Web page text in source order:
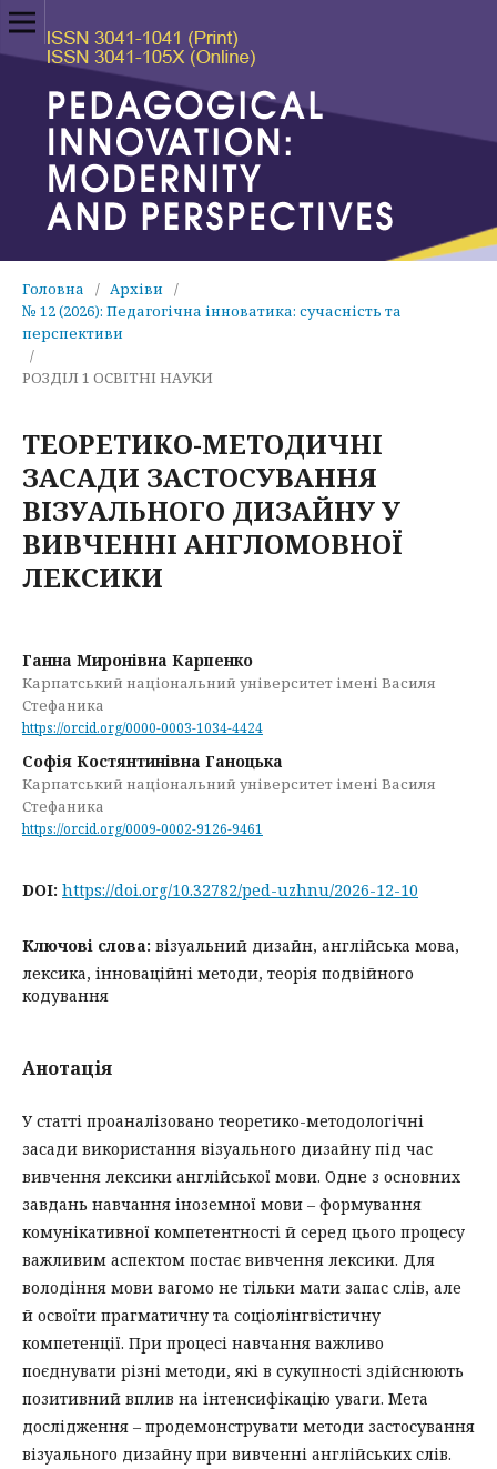
Головна / Архіви
/
№ 12 (2026): Педагогічна інноватика: сучасність та
перспективи
/
РОЗДІЛ 1 ОСВІТНІ НАУКИ
ТЕОРЕТИКО-МЕТОДИЧНІ
ЗАСАДИ ЗАСТОСУВАННЯ
ВІЗУАЛЬНОГО ДИЗАЙНУ У
ВИВЧЕННІ АНГЛОМОВНОЇ
ЛЕКСИКИ
Ганна Миронівна Карпенко
Карпатський національний університет імені Василя
Стефаника
https://orcid.org/0000-0003-1034-4424
Cофія Костянтинівна Ганоцька
Карпатський національний університет імені Василя
Стефаника
https://orcid.org/0009-0002-9126-9461
DOI: https://doi.org/10.32782/ped-uzhnu/2026-12-10
Ключові слова: візуальний дизайн, англійська мова,
лексика, інноваційні методи, теорія подвійного
кодування
Анотація
У статті проаналізовано теоретико-методологічні
засади використання візуального дизайну під час
вивчення лексики англійської мови. Одне з основних
завдань навчання іноземної мови – формування
комунікативної компетентності й серед цього процесу
важливим аспектом постає вивчення лексики. Для
володіння мови вагомо не тільки мати запас слів, але
й освоїти прагматичну та соціолінгвістичну
компетенції. При процесі навчання важливо
поєднувати різні методи, які в сукупності здійснюють
позитивний вплив на інтенсифікацію уваги. Мета
дослідження – продемонструвати методи застосування
візуального дизайну при вивченні англійських слів.